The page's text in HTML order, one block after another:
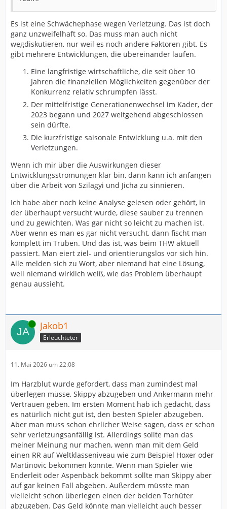
Es ist eine Schwächephase wegen Verletzung. Das ist doch
ganz unzweifelhaft so. Das muss man auch nicht
wegdiskutieren, nur weil es noch andere Faktoren gibt. Es
gibt mehrere Entwicklungen, die übereinander laufen.
Eine langfristige wirtschaftliche, die seit über 10
Jahren die finanziellen Möglichkeiten gegenüber der
Konkurrenz relativ schrumpfen lässt.
Der mittelfristige Generationenwechsel im Kader, der
2023 begann und 2027 weitgehend abgeschlossen
sein dürfte.
Die kurzfristige saisonale Entwicklung u.a. mit den
Verletzungen.
Wenn ich mir über die Auswirkungen dieser
Entwicklungsströmungen klar bin, dann kann ich anfangen
über die Arbeit von Szilagyi und Jicha zu sinnieren.
Ich habe aber noch keine Analyse gelesen oder gehört, in
der überhaupt versucht wurde, diese sauber zu trennen
und zu gewichten. Was gar nicht so leicht zu machen ist.
Aber wenn es man es gar nicht versucht, dann fischt man
komplett im Trüben. Und das ist, was beim THW aktuell
passiert. Man eiert ziel- und orientierungslos vor sich hin.
Alle melden sich zu Wort, aber niemand hat eine Lösung,
weil niemand wirklich weiß, wie das Problem überhaupt
genau aussieht.
Online Jakob1
Erleuchteter
11. Mai 2026 um 22:08
Im Harzblut wurde gefordert, dass man zumindest mal
überlegen müsse, Skippy abzugeben und Ankermann mehr
Vertrauen geben. Im ersten Moment hab ich gedacht, dass
es natürlich nicht gut ist, den besten Spieler abzugeben.
Aber man muss schon ehrlicher Weise sagen, dass er schon
sehr verletzungsanfällig ist. Allerdings sollte man das
meiner Meinung nur machen, wenn man mit dem Geld
einen RR auf Weltklasseniveau wie zum Beispiel Hoxer oder
Martinovic bekommen könnte. Wenn man Spieler wie
Enderleit oder Aspenbäck bekommt sollte man Skippy aber
auf gar keinen Fall abgeben. Außerdem müsste man
vielleicht schon überlegen einen der beiden Torhüter
abzugeben. Das Geld könnte man vielleicht auch besser